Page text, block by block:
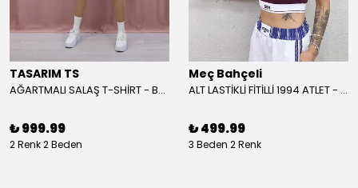
TASARIM TS
AĞARTMALI SALAŞ T-SHİRT - BEYAZ
₺ 999.99
2 Renk 2 Beden
Meç Bahçeli
ALT LASTİKLİ FİTİLLİ 1994 ATLET - BORDO
₺ 499.99
3 Beden 2 Renk